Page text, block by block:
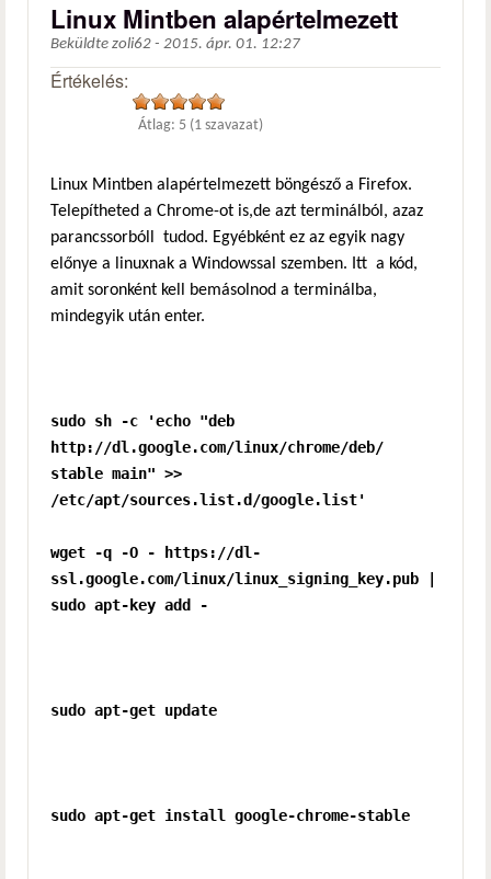
Linux Mintben alapértelmezett
Beküldte zoli62 - 2015. ápr. 01. 12:27
Értékelés:
Átlag: 5 (1 szavazat)
Linux Mintben alapértelmezett böngésző a Firefox.
Telepítheted a Chrome-ot is,de azt terminálból, azaz
parancssorbóll tudod. Egyébként ez az egyik nagy
előnye a linuxnak a Windowssal szemben. Itt a kód,
amit soronként kell bemásolnod a terminálba,
mindegyik után enter.
sudo sh -c 'echo "deb
http://dl.google.com/linux/chrome/deb/
stable main" >>
/etc/apt/sources.list.d/google.list'
wget -q -O - https://dl-
ssl.google.com/linux/linux_signing_key.pub |
sudo apt-key add -
sudo apt-get update
sudo apt-get install google-chrome-stable